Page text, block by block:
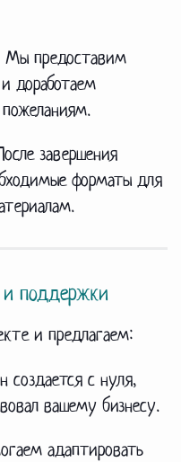
Мы предоставим
доработаем
завершения
форматы для
и поддержки
и предлагаем:
создается с нуля,
вашему бизнесу.
адаптировать